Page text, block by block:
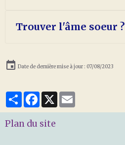
Trouver l'âme soeur ?
Date de dernière mise à jour : 07/08/2023
PartagerFacebook
X
Plan du site